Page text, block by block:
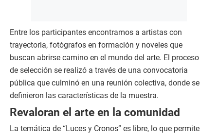
Entre los participantes encontramos a artistas con
trayectoria, fotógrafos en formación y noveles que
buscan abrirse camino en el mundo del arte. El proceso
de selección se realizó a través de una convocatoria
pública que culminó en una reunión colectiva, donde se
definieron las características de la muestra.
Revaloran el arte en la comunidad
La temática de “Luces y Cronos” es libre, lo que permite